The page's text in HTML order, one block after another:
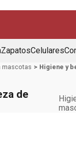
ZapatosCelulares
mascotas Higiene y
de